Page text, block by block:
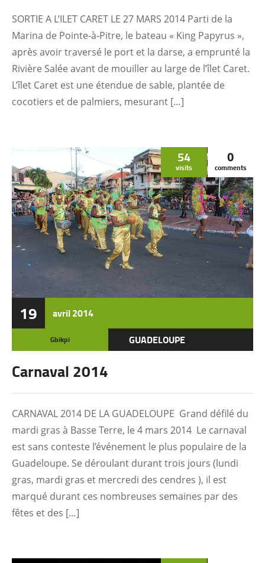
SORTIE A L’ILET CARET LE 27 MARS 2014 Parti de la
Marina de Pointe-à-Pitre, le bateau « King Papyrus »,
après avoir traversé le port et la darse, a emprunté la
Rivière Salée avant de mouiller au large de l’îlet Caret.
L’îlet Caret est une étendue de sable, plantée de
cocotiers et de palmiers, mesurant […]
19 avril2014
54
visits
0
comments
Gbikpi GUADELOUPE
Carnaval 2014
CARNAVAL 2014 DE LA GUADELOUPE Grand défilé du
mardi gras à Basse Terre, le 4 mars 2014 Le carnaval
est sans conteste l’événement le plus populaire de la
Guadeloupe. Se déroulant durant trois jours (lundi
gras, mardi gras et mercredi des cendres ), il est
marqué durant ces nombreuses semaines par des
fêtes et des […]